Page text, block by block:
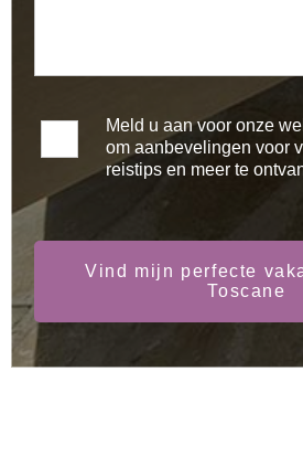
Meld u aan voor onze
om aanbevelingen voor
reistips en meer te
Vind mijn perfecte
Toscane